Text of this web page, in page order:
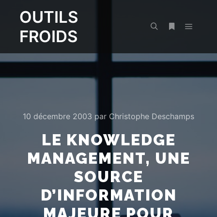
OUTILS
FROIDS
10 décembre 2003 par Christophe Deschamps
LE KNOWLEDGE
MANAGEMENT, UNE
SOURCE
D’INFORMATION
MAJEURE POUR